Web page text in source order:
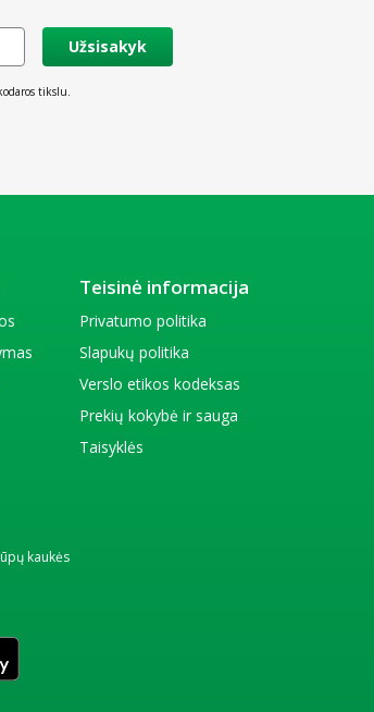
Užsisakyk
tikslu.
Teisinė informacija
Privatumo politika
Slapukų politika
Verslo etikos kodeksas
Prekių kokybė ir sauga
Taisyklės
kaukės